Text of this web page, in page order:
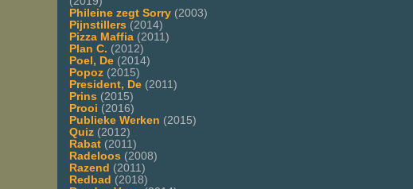
Phileine zegt Sorry (2003)
Pijnstillers (2014)
Pizza Maffia (2011)
Plan C. (2012)
Poel, De (2014)
Popoz (2015)
President, De (2011)
Prins (2015)
Prooi (2016)
Publieke Werken (2015)
Quiz (2012)
Rabat (2011)
Radeloos (2008)
Razend (2011)
Redbad (2018)